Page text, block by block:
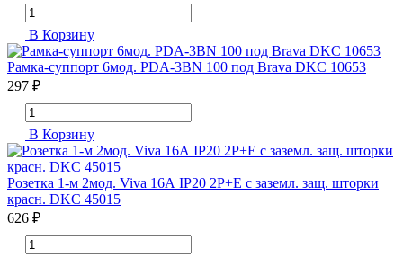
В Корзину
Рамка-суппорт 6мод. PDA-3BN 100 под Brava DKC 10653
297 ₽
В Корзину
Розетка 1-м 2мод. Viva 16А IP20 2P+E с заземл. защ. шторки
красн. DKC 45015
626 ₽